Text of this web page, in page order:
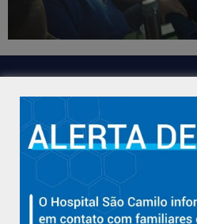
Hospital São Camilo – há mais de
com qualidade, acolhimento e
Aracruz e região.